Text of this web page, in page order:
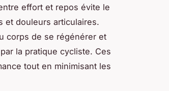
effort et repos évite le
et douleurs articulaires.
corps de se régénérer et
la pratique cycliste. Ces
tout en minimisant les